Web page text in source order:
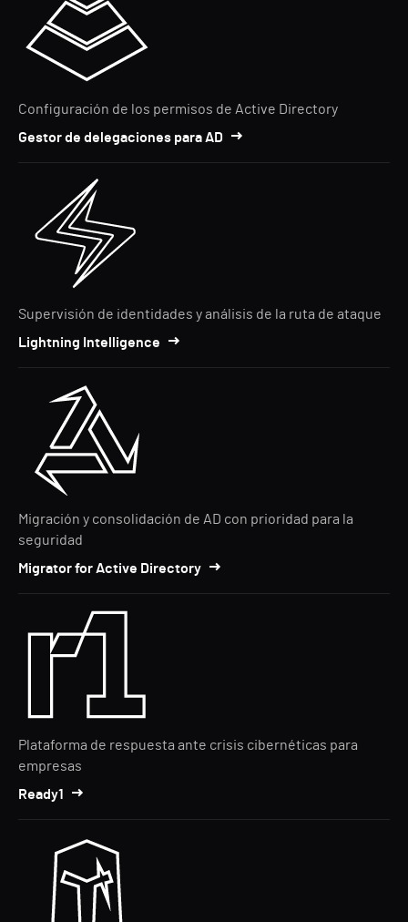
Configuración de los permisos de Active Directory
Gestor de delegaciones para AD
Supervisión de identidades y análisis de la ruta de ataque
Lightning Intelligence
Migración y consolidación de AD con prioridad para la
seguridad
Migrator for Active Directory
Plataforma de respuesta ante crisis cibernéticas para
empresas
Ready1